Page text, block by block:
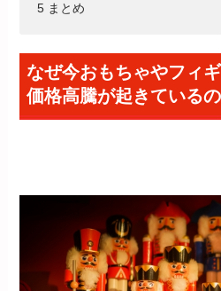
5 まとめ
なぜ今おもちゃやフィ
価格高騰が起きている